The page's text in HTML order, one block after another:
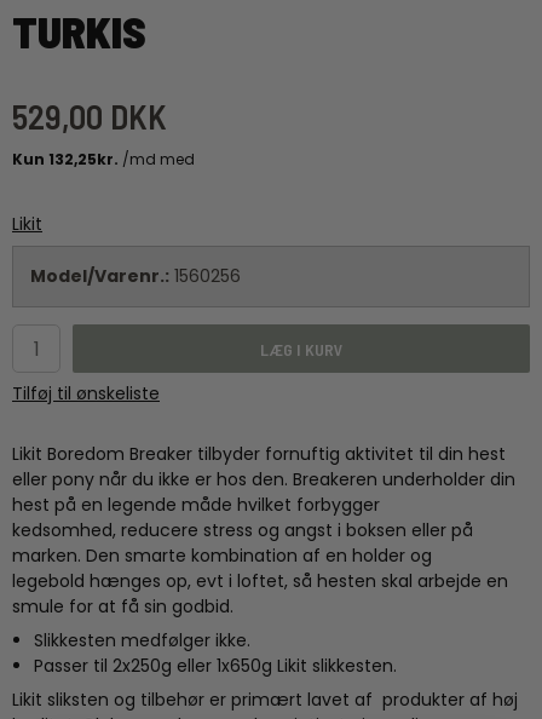
TURKIS
529,00 DKK
Likit
Model/Varenr.: 1560256
LÆG I KURV
Tilføj til ønskeliste
Likit Boredom Breaker tilbyder fornuftig aktivitet til din hest
eller pony når du ikke er hos den. Breakeren underholder din
hest på en legende måde hvilket forbygger
kedsomhed, reducere stress og angst i boksen eller på
marken. Den smarte kombination af en holder og
legebold hænges op, evt i loftet, så hesten skal arbejde en
smule for at få sin godbid.
Slikkesten medfølger ikke.
Passer til 2x250g eller 1x650g Likit slikkesten.
Likit sliksten og tilbehør er primært lavet af produkter af høj